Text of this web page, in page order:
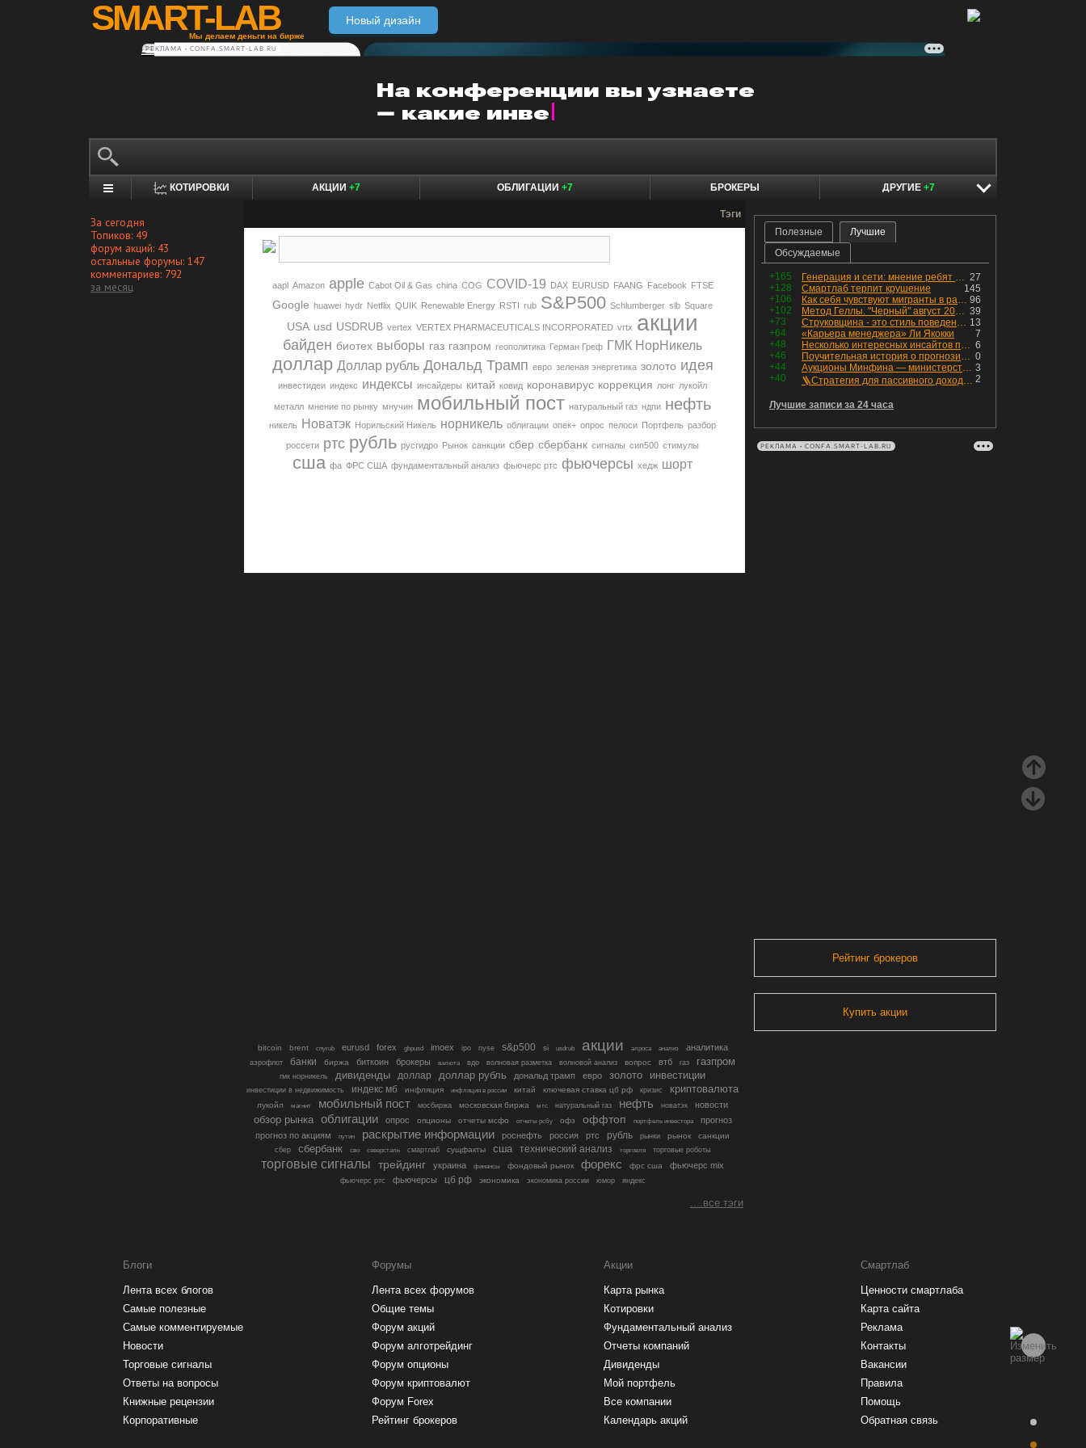
SMART-LAB
Мы делаем деньги на бирже
Новый дизайн
РЕКЛАМА • CONFA.SMART-LAB.RU
КОТИРОВКИ АКЦИИ +7 ОБЛИГАЦИИ +7 БРОКЕРЫ ДРУГИЕ +7
За сегодня
Топиков: 49
форум акций: 43
остальные форумы: 147
комментариев: 792
за месяц
Тэги
aapl Amazon apple Cabot Oil & Gas china COG COVID-19 DAX EURUSD FAANG Facebook FTSE
Google huawei hydr Netflix QUIK Renewable Energy RSTI rub S&P500 Schlumberger slb Square
USA usd USDRUB vertex VERTEX PHARMACEUTICALS INCORPORATED vrtx акции
байден биотех выборы газ газпром геополитика Герман Греф ГМК НорНикель
доллар Доллар рубль Дональд Трамп евро зеленая энергетика золото идея
инвестидеи индекс индексы инсайдеры китай ковид коронавирус коррекция лонг лукойл
металл мнение по рынку мнучин мобильный пост натуральный газ ндпи нефть
никель Новатэк Норильский Никель норникель облигации опек+ опрос пелоси Портфель разбор
россети ртс рубль русгидро Рынок санкции сбер сбербанк сигналы сип500 стимулы
сша фа ФРС США фундаментальный анализ фьючерс ртс фьючерсы хедж шорт
Полезные
Лучшие
Обсуждаемые
+165 27
Генерация и сети: мнение ребят из индустрии
+128
145
Смартлаб терпит крушение
+106
96
Как себя чувствуют мигранты в раю, в который они так стремились
+102
39
Метод Геллы. "Черный" август 2026 - быть или не быть?
+73
13
Струковщина - это стиль поведения, известный всем в секторе золотодобычи.
+64
7
«Карьера менеджера» Ли Якокки
+48
6
Несколько интересных инсайтов по "Озону"
+46
0
Поучительная история о прогнозировании
+44
3
Аукционы Минфина — министерство всё ещё не придумало "лекарство" для рынка ОФЗ. Ликвидности банкам не хватает это по РЕПО аукционам!
+40
2
🪜Стратегия для пассивного дохода: Лестница облигаций
Лучшие записи за 24 часа
РЕКЛАМА • CONFA.SMART-LAB.RU
Рейтинг брокеров
Купить акции
bitcoin brent cnyrub eurusd forex gbpusd imoex ipo nyse s&p500 si usdrub акции алроса анализ аналитика
аэрофлот банки биржа биткоин брокеры валюта вдо волновая разметка волновой анализ вопрос втб газ газпром
гмк норникель дивиденды доллар доллар рубль дональд трамп евро золото инвестиции
инвестиции в недвижимость индекс мб инфляция инфляция в россии китай ключевая ставка цб рф кризис криптовалюта
лукойл магнит мобильный пост мосбиржа московская биржа мтс натуральный газ нефть новатэк новости
обзор рынка облигации опрос опционы отчеты мсфо отчеты рсбу офз оффтоп портфель инвестора
прогноз
прогноз по акциям
путин раскрытие информации роснефть россия ртс рубль рынки рынок санкции
сбер сбербанк сво северсталь смартлаб сущфакты сша технический анализ торговля торговые роботы
торговые сигналы трейдинг украина финансы фондовый рынок форекс фрс сша фьючерс mix
фьючерс ртс фьючерсы цб рф экономика экономика россии юмор яндекс
....все тэги
Блоги
Лента всех блогов
Самые полезные
Самые комментируемые
Новости
Торговые сигналы
Ответы на вопросы
Книжные рецензии
Корпоративные
Форумы
Лента всех форумов
Общие темы
Форум акций
Форум алготрейдинг
Форум опционы
Форум криптовалют
Форум Forex
Рейтинг брокеров
Акции
Карта рынка
Котировки
Фундаментальный анализ
Отчеты компаний
Дивиденды
Мой портфель
Все компании
Календарь акций
Смартлаб
Ценности смартлаба
Карта сайта
Реклама
Контакты
Вакансии
Правила
Помощь
Обратная связь